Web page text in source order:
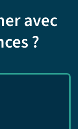
avec
?